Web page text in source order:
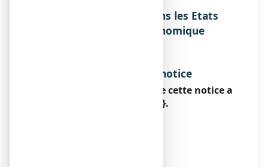
Noms du médicament dans les Etats
membres de l'Espace Economique
Date d’approbation de la notice
La dernière date à laquelle cette notice a
été approuvée est le {date}.